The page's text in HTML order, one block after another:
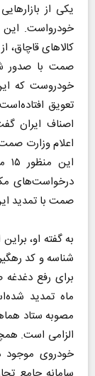
یکی از
خودرواست. این
کالا‌های قاچاق،
صمت با صدور
خودروست که
تعویق
اصناف ایران
اعلام وزارت
درخواست‌های
صمت با تمدید
به گفته او،
برای رفع
ماه تمدید
مصوبه ستاد
الزامی است.
خودروی موجود